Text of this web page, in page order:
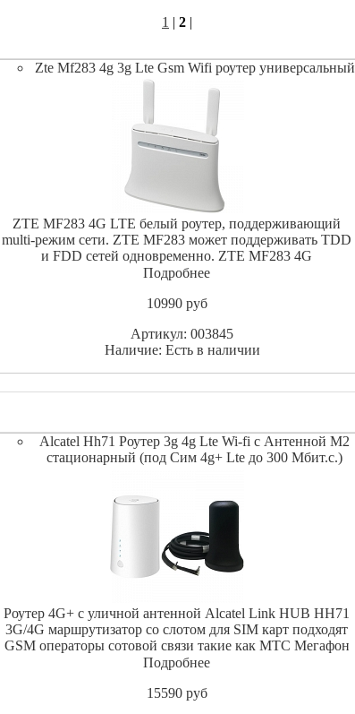
1 | 2 |
Zte Mf283 4g 3g Lte Gsm Wifi роутер универсальный
ZTE MF283 4G LTE белый роутер, поддерживающий
multi-режим сети. ZTE MF283 может поддерживать TDD
и FDD сетей одновременно. ZTE MF283 4G
маршрутизатор, который может достичь пиковой скорости
FDD сете
Подробнее
10990pуб
Артикул: 003845
Наличие: Есть в наличии
Alcatel Hh71 Роутер 3g 4g Lte Wi-fi с Антенной M2
стационарный (под Сим 4g+ Lte до 300 Мбит.с.)
Роутер 4G+ с уличной антенной Alcatel Link HUB HH71
3G/4G маршрутизатор со слотом для SIM карт подходят
GSM операторы сотовой связи такие как МТС Мегафон
Билайн YOTA Теле2 Ростелеком и т.п., также может
Подробнее
15590pуб